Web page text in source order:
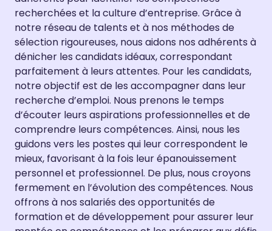
recherchées et la culture d’entreprise. Grâce à
notre réseau de talents et à nos méthodes de
sélection rigoureuses, nous aidons nos adhérents à
dénicher les candidats idéaux, correspondant
parfaitement à leurs attentes. Pour les candidats,
notre objectif est de les accompagner dans leur
recherche d’emploi. Nous prenons le temps
d’écouter leurs aspirations professionnelles et de
comprendre leurs compétences. Ainsi, nous les
guidons vers les postes qui leur correspondent le
mieux, favorisant à la fois leur épanouissement
personnel et professionnel. De plus, nous croyons
fermement en l’évolution des compétences. Nous
offrons à nos salariés des opportunités de
formation et de développement pour assurer leur